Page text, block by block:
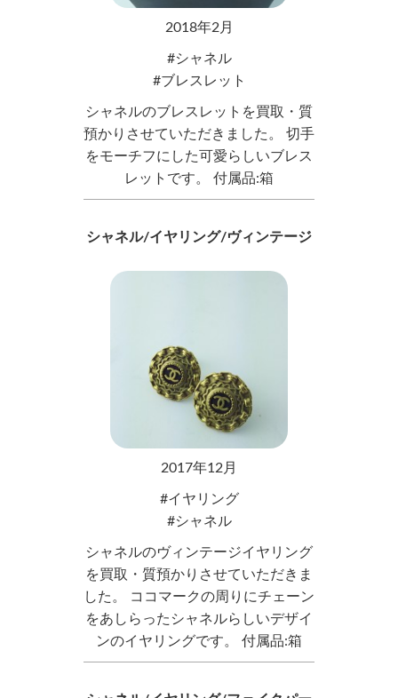
2018年2月
シャネル
ブレスレット
シャネルのブレスレットを買取・質
預かりさせていただきました。 切手
をモーチフにした可愛らしいブレス
レットです。 付属品:箱
シャネル/イヤリング/ヴィンテージ
2017年12月
イヤリング
シャネル
シャネルのヴィンテージイヤリング
を買取・質預かりさせていただきま
した。 ココマークの周りにチェーン
をあしらったシャネルらしいデザイ
ンのイヤリングです。 付属品:箱